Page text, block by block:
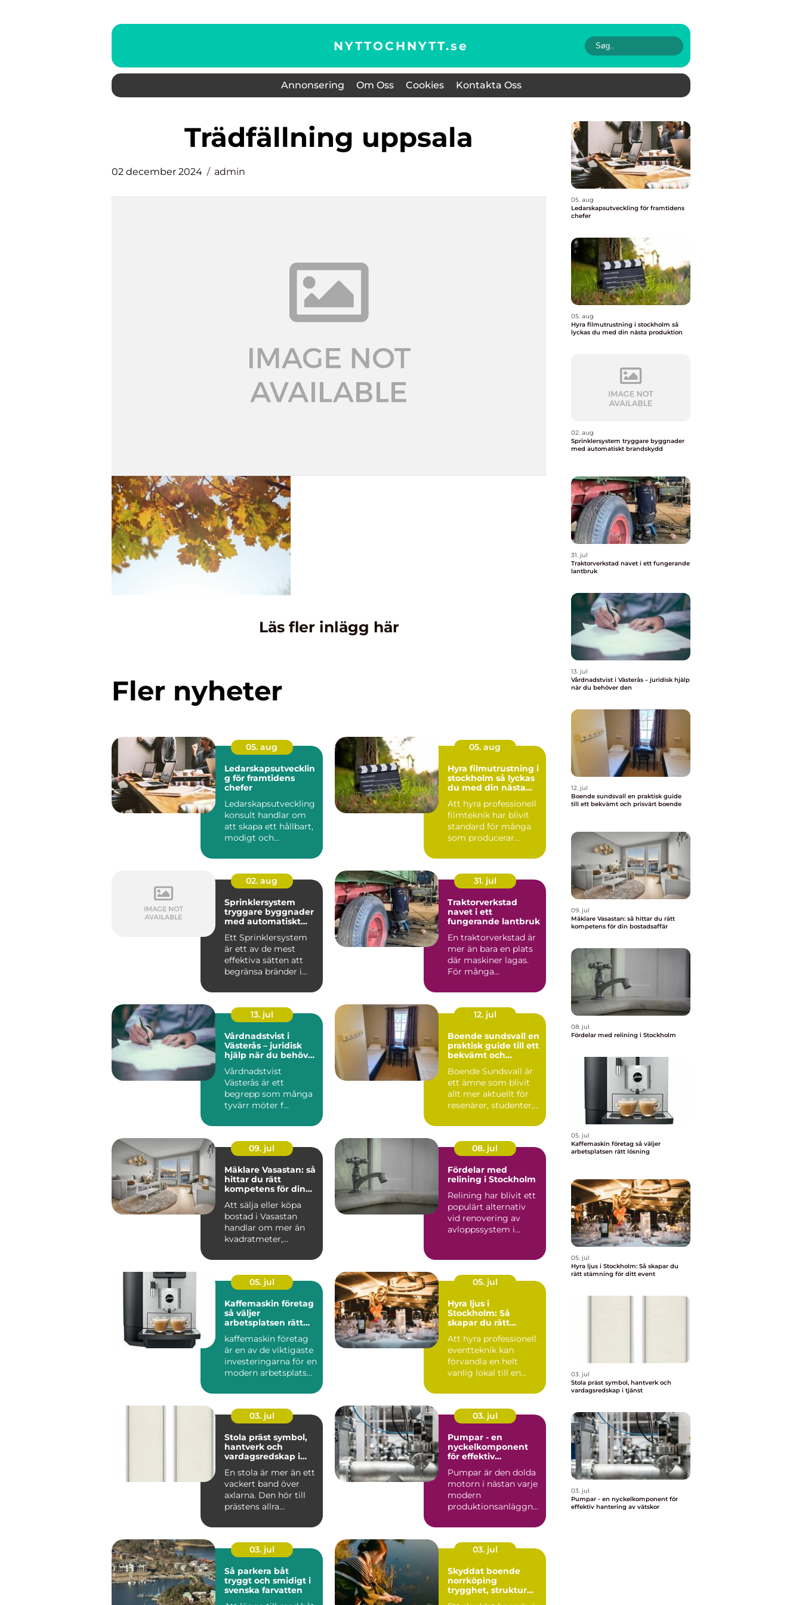
NYTTOCHNYTT.se
Annonsering Om Oss Cookies Kontakta Oss
trädfällning uppsala
02 december 2024 admin
Läs fler inlägg här
Fler nyheter
05. aug
Ledarskapsutvecklin
g för framtidens
chefer
Ledarskapsutveckling
konsult handlar om
att skapa ett hållbart,
modigt och
05. aug
Hyra filmutrustning i
stockholm så lyckas
du med din nästa
Att hyra professionell
filmteknik har blivit
standard för många
som producerar
webbvideo...
02. aug
Sprinklersystem
tryggare byggnader
med automatiskt
Ett Sprinklersystem
är ett av de mest
effektiva sätten att
begränsa bränder i
up...
31. jul
Traktorverkstad
navet i ett
fungerande lantbruk
En traktorverkstad är
mer än bara en plats
där maskiner lagas.
För många
hjärtat ...
13. jul
Vårdnadstvist i
Västerås – juridisk
hjälp när du behöver
Vårdnadstvist
Västerås är ett
begrepp som många
tyvärr möter f...
12. jul
Boende sundsvall en
praktisk guide till ett
bekvämt och
Boende Sundsvall är
ett ämne som blivit
allt mer aktuellt för
resenärer, studenter,
09. jul
Mäklare Vasastan: så
hittar du rätt
kompetens för din
Att sälja eller köpa
bostad i Vasastan
handlar om mer än
kvadratmeter,
08. jul
Fördelar med
relining i Stockholm
Relining har blivit ett
populärt alternativ
vid renovering av
avloppssystem i
05. jul
Kaffemaskin företag
så väljer
arbetsplatsen rätt
kaffemaskin företag
är en av de viktigaste
investeringarna för en
modern arbetsplats
05. jul
Hyra ljus i
Stockholm: Så
skapar du rätt
event
Att hyra professionell
eventteknik kan
förvandla en helt
vanlig lokal till en
03. jul
Stola präst symbol,
hantverk och
vardagsredskap i
En stola är mer än ett
vackert band över
axlarna. Den hör till
prästens allra
03. jul
Pumpar - en
nyckelkomponent
för effektiv
Pumpar är den dolda
motorn i nästan varje
modern
produktionsanläggni
03. jul
Så parkera båt
tryggt och smidigt i
svenska farvatten
03. jul
Skyddat boende
norrköping
trygghet, struktur
05. aug
Ledarskapsutveckling för framtidens
chefer
05. aug
Hyra filmutrustning i stockholm så
lyckas du med din nästa produktion
02. aug
Sprinklersystem tryggare byggnader
med automatiskt brandskydd
31. jul
Traktorverkstad navet i ett fungerande
lantbruk
13. jul
Vårdnadstvist i Västerås – juridisk hjälp
när du behöver den
12. jul
Boende sundsvall en praktisk guide
till ett bekvämt och prisvärt boende
09. jul
Mäklare Vasastan: så hittar du rätt
kompetens för din bostadsaffär
08. jul
Fördelar med relining i Stockholm
05. jul
Kaffemaskin företag så väljer
arbetsplatsen rätt lösning
05. jul
Hyra ljus i Stockholm: Så skapar du
rätt stämning för ditt event
03. jul
Stola präst symbol, hantverk och
vardagsredskap i tjänst
03. jul
Pumpar - en nyckelkomponent för
effektiv hantering av vätskor